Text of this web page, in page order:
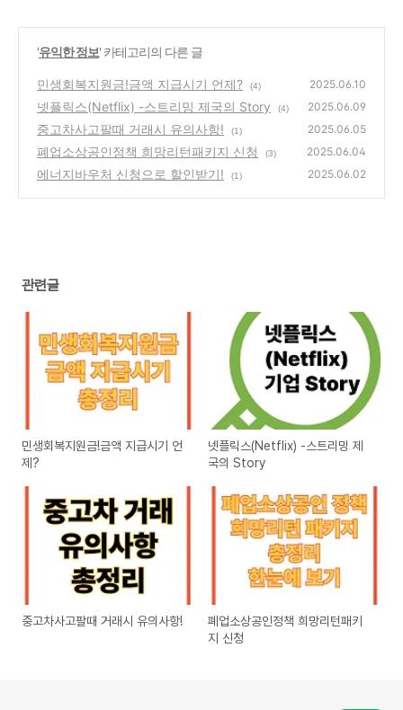
'유익한 정보' 카테고리의 다른 글
민생회복지원금!금액 지급시기 언제? (4) 2025.06.10
넷플릭스(Netflix) -스트리밍 제국의 Story (4) 2025.06.09
중고차사고팔때 거래시 유의사항! (1) 2025.06.05
폐업소상공인정책 희망리턴패키지 신청 (3) 2025.06.04
에너지바우처 신청으로 할인받기! (1) 2025.06.02
관련글
민생회복지원금!금액 지급시기 언
제?
넷플릭스(Netflix) -스트리밍 제
국의 Story
중고차사고팔때 거래시 유의사항!
폐업소상공인정책 희망리턴패키
지 신청